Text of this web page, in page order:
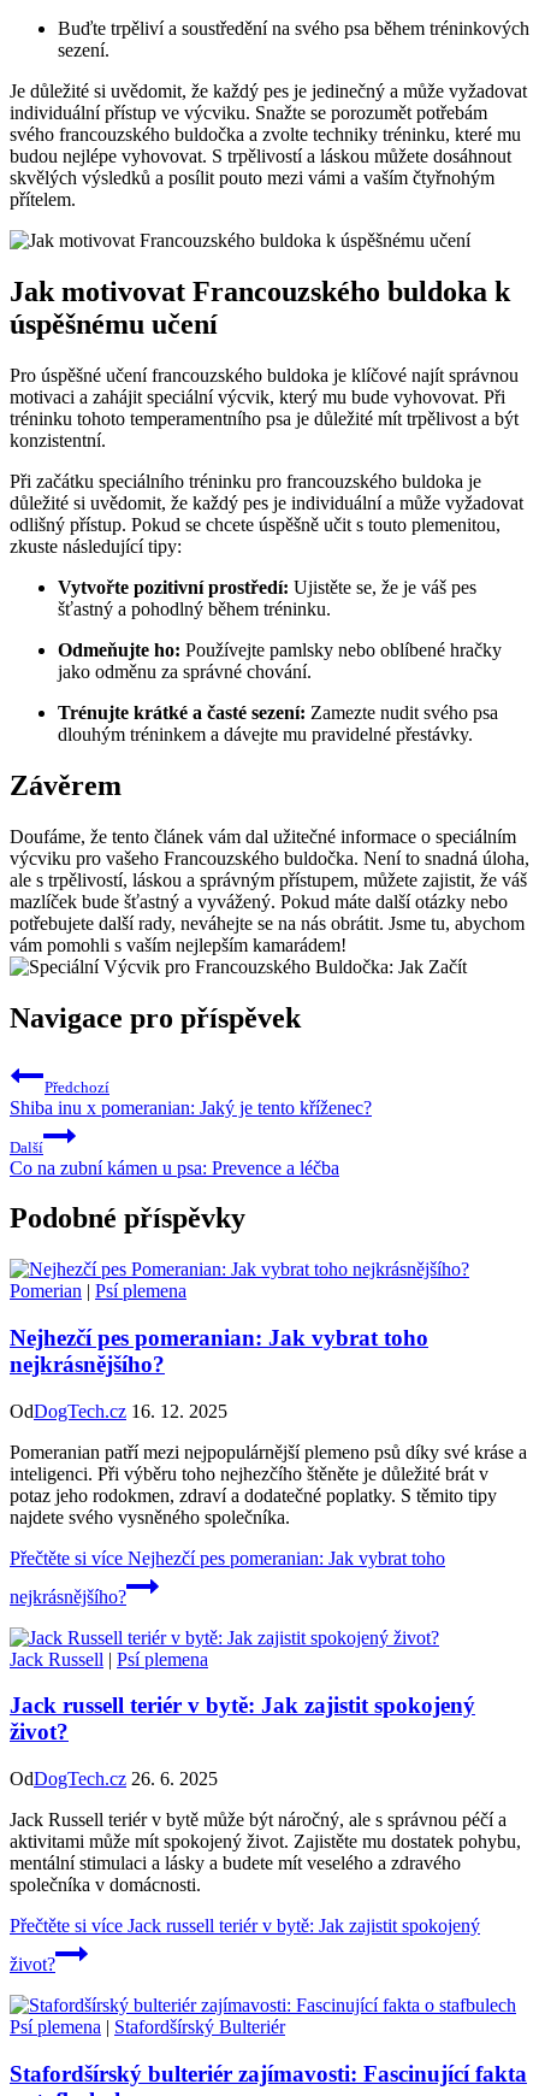
Buďte trpěliví a⁢ soustředění na svého psa během tréninkových
sezení.
Je důležité si uvědomit, že každý pes je jedinečný a může vyžadovat
individuální přístup ve ‌výcviku. Snažte se⁤ porozumět potřebám
svého ‌francouzského buldočka a zvolte techniky tréninku, které⁢ mu
budou nejlépe vyhovovat. S trpělivostí a ‌láskou můžete dosáhnout
skvělých výsledků a posílit‍ pouto mezi vámi‌ a vaším čtyřnohým
přítelem.
Jak motivovat Francouzského ⁤buldoka k
úspěšnému učení
Pro úspěšné učení francouzského buldoka je klíčové najít správnou⁣
motivaci a ⁤zahájit speciální výcvik, který mu bude vyhovovat. ⁣Při
tréninku tohoto temperamentního psa je důležité ‌mít trpělivost a být‌
konzistentní.
Při začátku speciálního tréninku pro francouzského ​buldoka je
důležité si uvědomit, že ⁢každý pes je individuální a může vyžadovat
odlišný⁤ přístup. Pokud se chcete úspěšně učit⁣ s touto ‌plemenitou,
zkuste následující ⁤tipy:
Vytvořte⁣ pozitivní prostředí: Ujistěte se, že⁤ je váš pes
šťastný a⁤ pohodlný během ‌tréninku.
Odmeňujte ho: Používejte pamlsky nebo ​oblíbené hračky
jako odměnu za správné chování.
Trénujte ⁣krátké a časté sezení: ⁢Zamezte nudit svého psa
dlouhým ⁣tréninkem a dávejte​ mu pravidelné přestávky.
Závěrem
Doufáme, že tento článek vám dal užitečné informace⁢ o speciálním
výcviku pro vašeho‍ Francouzského buldočka. Není ⁢to snadná úloha,
ale s trpělivostí, láskou a správným přístupem, můžete zajistit, že váš
mazlíček bude šťastný a vyvážený. Pokud máte další otázky nebo
potřebujete další rady, neváhejte se na nás ⁣obrátit. Jsme tu, ⁢abychom
vám pomohli s ⁣vaším nejlepším ⁤kamarádem!
Navigace pro příspěvek
Předchozí
Shiba inu x pomeranian: Jaký je tento kříženec?
Další
Co na zubní kámen u psa: Prevence a léčba
Podobné příspěvky
Pomerian | Psí plemena
Nejhezčí pes pomeranian: Jak vybrat toho
nejkrásnějšího?
OdDogTech.cz 16. 12. 2025
Pomeranian patří mezi nejpopulárnější plemeno psů díky své kráse a
inteligenci. Při výběru toho nejhezčího štěněte je důležité brát v
potaz jeho rodokmen, zdraví a dodatečné poplatky. S těmito tipy
najdete svého vysněného společníka.
Přečtěte si více Nejhezčí pes pomeranian: Jak vybrat toho
nejkrásnějšího?
Jack Russell | Psí plemena
Jack russell teriér v bytě: Jak zajistit spokojený
život?
OdDogTech.cz 26. 6. 2025
Jack Russell teriér v bytě může být náročný, ale s správnou péčí a
aktivitami může mít spokojený život. Zajistěte mu dostatek pohybu,
mentální stimulaci a lásky a budete mít veselého a zdravého
společníka v domácnosti.
Přečtěte si více Jack russell teriér v bytě: Jak zajistit spokojený
život?
Psí plemena | Stafordšírský Bulteriér
Stafordšírský bulteriér zajímavosti: Fascinující fakta